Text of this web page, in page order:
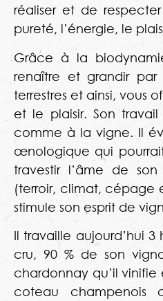
réaliser et de
pureté, l’énergie, le
Grâce à la
renaître et grandir par
terrestres et ainsi, vous
et le plaisir. Son
comme à la vigne. Il
œnologique qui
travestir l’âme de
(terroir, climat, cépage
stimule son esprit de
Il travaille aujourd’hui 3
cru, 90 % de son
chardonnay qu’il
coteau champenois